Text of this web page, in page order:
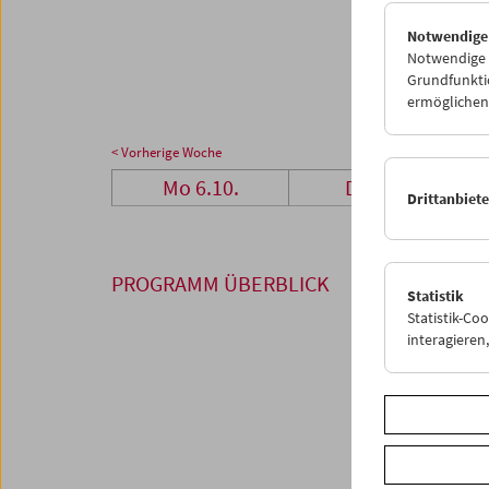
03
< Vorherige Woche
Mo 6.10. Di 7.10.
PROGRAMM ÜBERBLICK
Notwendige
Statistik
Statistik-